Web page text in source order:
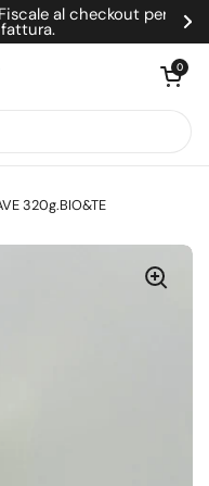
al checkout per
fattura.
Apri
0
320g.BIO&TE